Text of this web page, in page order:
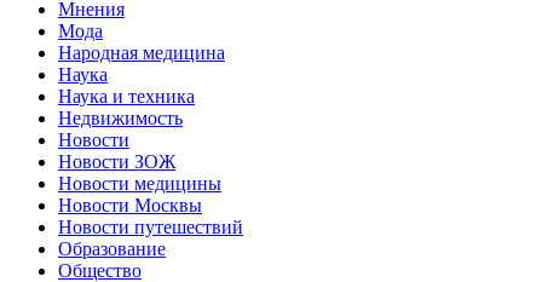
Мнения
Мода
Народная медицина
Наука
Наука и техника
Недвижимость
Новости
Новости ЗОЖ
Новости медицины
Новости Москвы
Новости путешествий
Образование
Общество